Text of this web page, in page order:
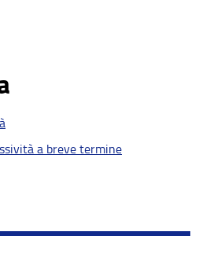
a breve termine